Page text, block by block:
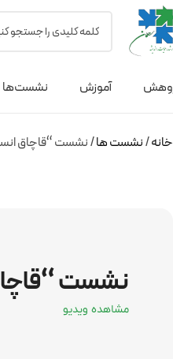
آموزش نشست‌ها
خانه نشست ها نشست “قاچاق
نشست
مشاهده ویدیو